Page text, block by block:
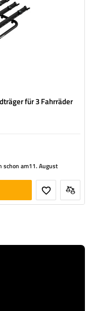
für 3 Fahrräder
schon am11. August